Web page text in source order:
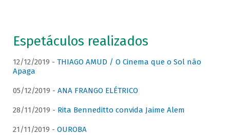
Espetáculos realizados
12/12/2019 - THIAGO AMUD / O Cinema que o Sol não
Apaga
05/12/2019 - ANA FRANGO ELÉTRICO
28/11/2019 - Rita Benneditto convida Jaime Alem
21/11/2019 - OUROBA